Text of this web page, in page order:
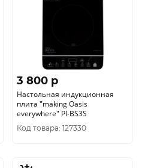
3 800 p
Настольная индукционная
плита "making Oasis
everywhere" РI-BS3S
Код товара: 127330